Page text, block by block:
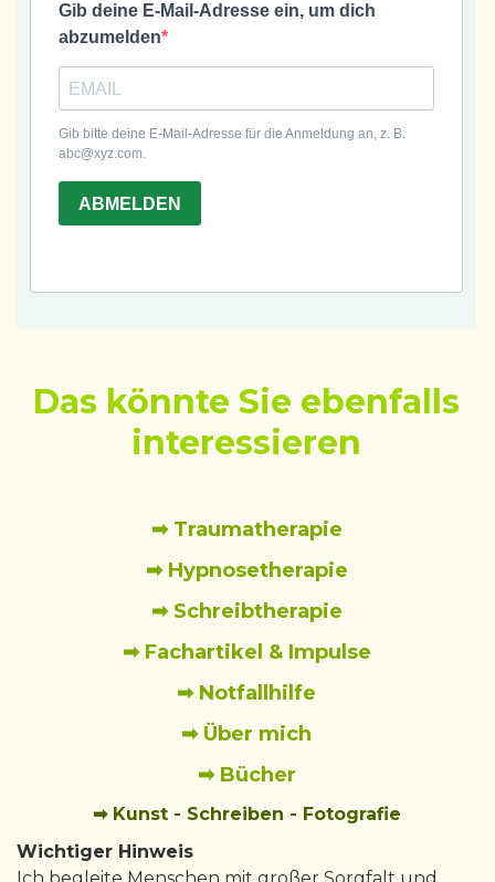
Gib deine E-Mail-Adresse ein, um dich
abzumelden
Gib bitte deine E-Mail-Adresse für die Anmeldung an, z. B.
abc@xyz.com.
ABMELDEN
Das könnte Sie ebenfalls
interessieren
➡ Traumatherapie
➡ Hypnosetherapie
➡ Schreibtherapie
➡ Fachartikel & Impulse
➡ Notfallhilfe
➡ Über mich
➡ Bücher
➡ Kunst - Schreiben - Fotografie
Wichtiger Hinweis